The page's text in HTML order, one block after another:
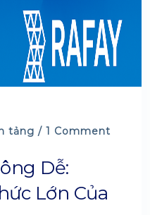
tảng / 1 Comment
Dễ:
Lớn Của